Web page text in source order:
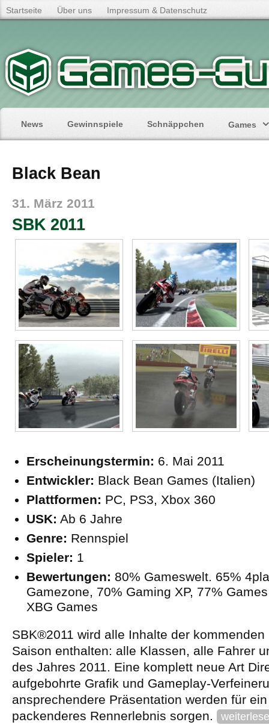
Startseite Über uns Impressum & Datenschutz
News Gewinnspiele Schnäppchen Games
Black Bean
31. März 2011
SBK 2011
Erscheinungstermin: 6. Mai 2011
Entwickler: Black Bean Games (Italien)
Plattformen: PC, PS3, Xbox 360
USK: Ab 6 Jahre
Genre: Rennspiel
Spieler: 1
Bewertungen: 80% Gameswelt. 65%
Gamezone, 70% Gaming XP, 77%
XBG Games
SBK®2011 wird alle Inhalte der
Saison enthalten: alle Klassen, alle Fahrer
des Jahres 2011. Eine komplett neue Art
aufgebohrte Grafik und Gameplay-
ansprechendere Präsentation werden für
packenderes Rennerlebnis sorgen.